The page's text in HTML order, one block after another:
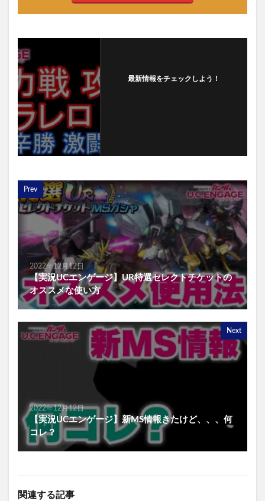
最新情報をチェックしよう！
Prev
2022年12月12日
【実況UCエンゲージ】UR特選セレクトチケットの
オススメな使い方
Next
2022年12月12日
【実況UCエンゲージ】新MS情報きたけど、、、何
コレ？
関連する記事